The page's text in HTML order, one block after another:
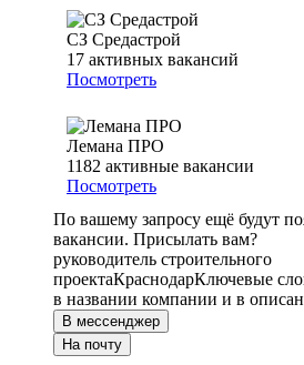
СЗ Средастрой
17 активных вакансий
Посмотреть
Лемана ПРО
1182 активные вакансии
Посмотреть
По вашему запросу ещё будут
вакансии. Присылать вам?
руководитель строительного
проектаКраснодарКлючевые
в названии компании и в
В мессенджер
На почту